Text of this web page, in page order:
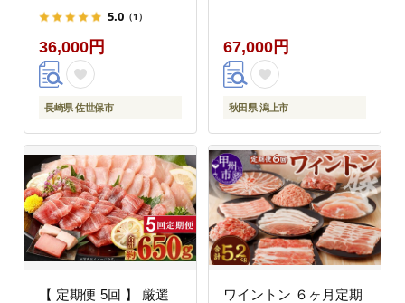
5.0 （1）
36,000円
長崎県 佐世保市
67,000円
秋田県 潟上市
【 定期便 5回 】 厳選
ワイントン ６ヶ月定期